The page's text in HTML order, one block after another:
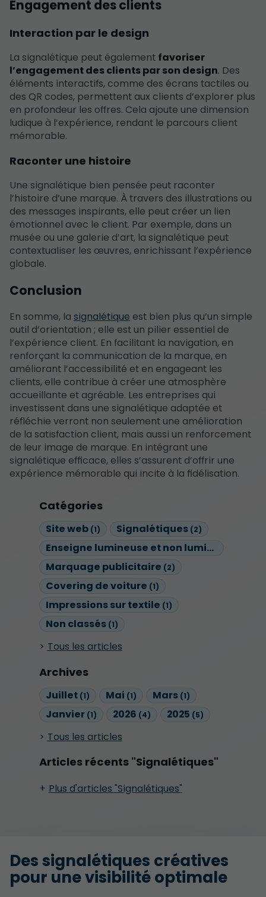
Catégories
Site web (1) Signalétiques (2)
Enseigne lumineuse et non lumineuse
Marquage publicitaire (2)
Covering de voiture (1)
Impressions sur textile (1)
Non classés (1)
Tous les articles
Archives
Juillet (1) Mai (1) Mars (1)
Janvier (1) 2026 (4) 2025 (5)
Tous les articles
Articles récents "Signalétiques"
Plus d'articles "Signalétiques"
Engagement des clients
Interaction par le design
La signalétique peut également favoriser
l’engagement des clients par son design. Des
éléments interactifs, comme des écrans tactiles ou
des QR codes, permettent aux clients d’explorer plus
en profondeur les offres. Cela ajoute une dimension
ludique à l’expérience, rendant le parcours client
mémorable.
Raconter une histoire
Une signalétique bien pensée peut raconter
l’histoire d’une marque. À travers des illustrations ou
des messages inspirants, elle peut créer un lien
émotionnel avec le client. Par exemple, dans un
musée ou une galerie d’art, la signalétique peut
contextualiser les œuvres, enrichissant l’expérience
globale.
Conclusion
En somme, la signalétique est bien plus qu’un simple
outil d’orientation ; elle est un pilier essentiel de
l’expérience client. En facilitant la navigation, en
renforçant la communication de la marque, en
améliorant l’accessibilité et en engageant les
clients, elle contribue à créer une atmosphère
accueillante et agréable. Les entreprises qui
investissent dans une signalétique adaptée et
réfléchie verront non seulement une amélioration
de la satisfaction client, mais aussi un renforcement
de leur image de marque. En intégrant une
signalétique efficace, elles s’assurent d’offrir une
expérience mémorable qui incite à la fidélisation.
Des signalétiques créatives
pour une visibilité optimale